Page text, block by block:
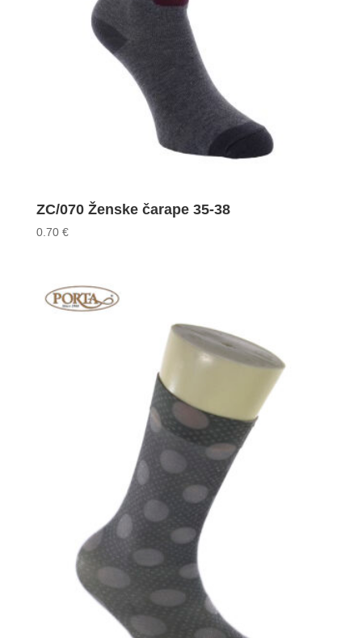
ZC/070 Ženske čarape 35-38
0.70 €